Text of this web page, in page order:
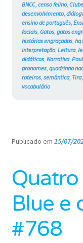
BNCC, censo felino,
desenvolvimento,
ensino de português,
faciais, Gatos, gatos
histórias engraçadas, hq
interpretação, Leitura,
didáticos, Narrativa,
pronomes, quadrinho
roteiros, semântica, Tira,
vocabulário
Publicado em 15/07/
Blue e
#768